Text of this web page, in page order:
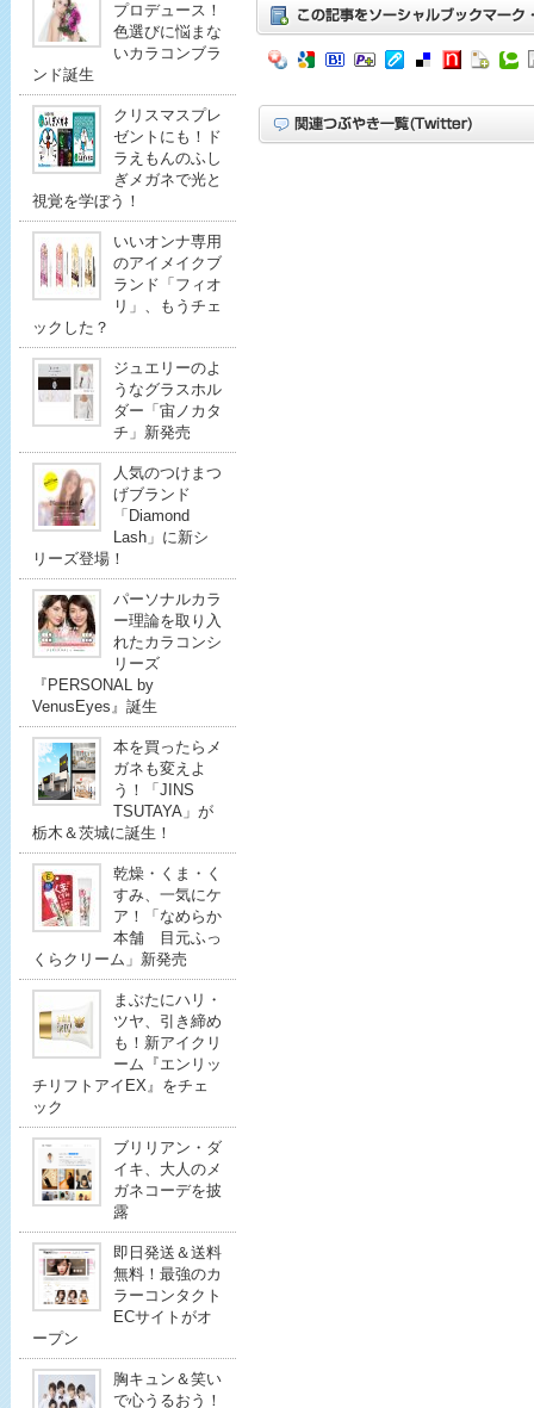
プロデュース！
色選びに悩まな
いカラコンブラ
ンド誕生
クリスマスプレ
ゼントにも！ド
ラえもんのふし
ぎメガネで光と
視覚を学ぼう！
いいオンナ専用
のアイメイクブ
ランド「フィオ
リ」、もうチェ
ックした？
ジュエリーのよ
うなグラスホル
ダー「宙ノカタ
チ」新発売
人気のつけまつ
げブランド
「Diamond
Lash」に新シ
リーズ登場！
パーソナルカラ
ー理論を取り入
れたカラコンシ
リーズ
『PERSONAL by
VenusEyes』誕生
本を買ったらメ
ガネも変えよ
う！「JINS
TSUTAYA」が
栃木＆茨城に誕生！
乾燥・くま・く
すみ、一気にケ
ア！「なめらか
本舗 目元ふっ
くらクリーム」新発売
まぶたにハリ・
ツヤ、引き締め
も！新アイクリ
ーム『エンリッ
チリフトアイEX』をチェ
ック
ブリリアン・ダ
イキ、大人のメ
ガネコーデを披
露
即日発送＆送料
無料！最強のカ
ラーコンタクト
ECサイトがオ
ープン
胸キュン＆笑い
で心うるおう！